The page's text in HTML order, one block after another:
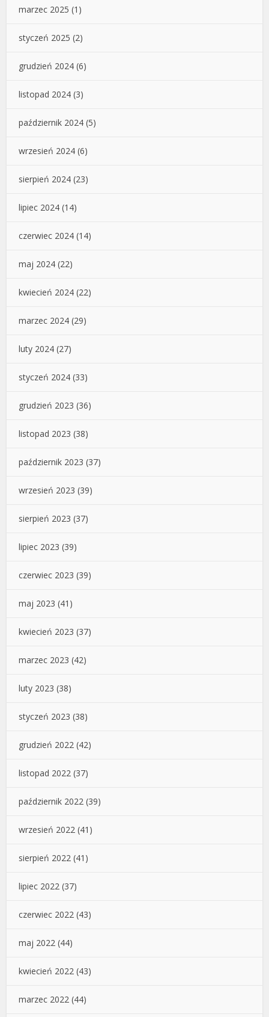
marzec 2025 (1)
styczeń 2025 (2)
grudzień 2024 (6)
listopad 2024 (3)
październik 2024 (5)
wrzesień 2024 (6)
sierpień 2024 (23)
lipiec 2024 (14)
czerwiec 2024 (14)
maj 2024 (22)
kwiecień 2024 (22)
marzec 2024 (29)
luty 2024 (27)
styczeń 2024 (33)
grudzień 2023 (36)
listopad 2023 (38)
październik 2023 (37)
wrzesień 2023 (39)
sierpień 2023 (37)
lipiec 2023 (39)
czerwiec 2023 (39)
maj 2023 (41)
kwiecień 2023 (37)
marzec 2023 (42)
luty 2023 (38)
styczeń 2023 (38)
grudzień 2022 (42)
listopad 2022 (37)
październik 2022 (39)
wrzesień 2022 (41)
sierpień 2022 (41)
lipiec 2022 (37)
czerwiec 2022 (43)
maj 2022 (44)
kwiecień 2022 (43)
marzec 2022 (44)